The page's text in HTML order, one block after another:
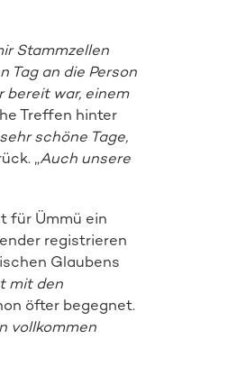
Stammzellen
Tag an die Person
bereit war, einem
Treffen hinter
schöne Tage,
„Auch unsere
für Ümmü ein
registrieren
Glaubens
mit den
öfter begegnet.
vollkommen